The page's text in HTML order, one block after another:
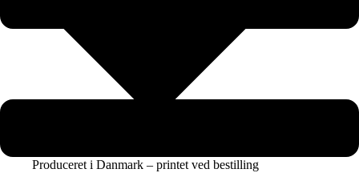
Produceret i Danmark – printet ved bestilling